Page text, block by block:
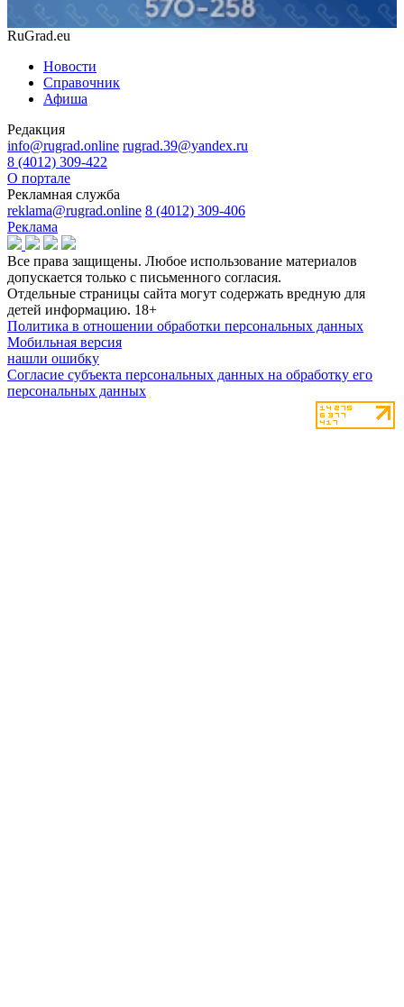
RuGrad.eu
Новости
Справочник
Афиша
Редакция
info@rugrad.online rugrad.39@yandex.ru
8 (4012) 309-422
О портале
Рекламная служба
reklama@rugrad.online 8 (4012) 309-406
Реклама
Все права защищены. Любое использование материалов
допускается только с письменного согласия.
Отдельные страницы сайта могут содержать вредную для
детей информацию. 18+
Политика в отношении обработки персональных данных
Мобильная версия
нашли ошибку
Согласие субъекта персональных данных на обработку его
персональных данных